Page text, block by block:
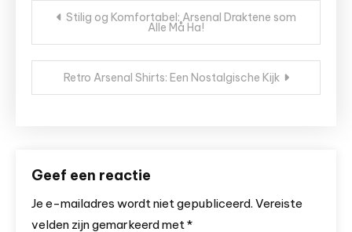
navigatie
Stilig og Komfortabel: Arsenal Draktene som
Alle Må Ha!
Retro Arsenal Shirts: Een Nostalgische Kijk
Geef een reactie
Je e-mailadres wordt niet gepubliceerd. Vereiste
velden zijn gemarkeerd met*